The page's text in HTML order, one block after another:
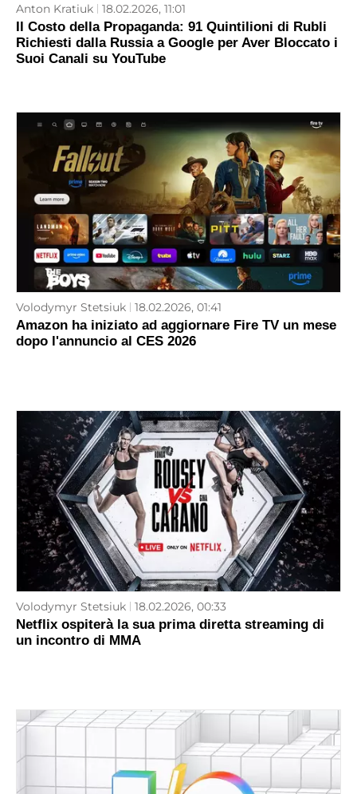
Anton Kratiuk 18.02.2026, 11:01
Il Costo della Propaganda: 91 Quintilioni di Rubli
Richiesti dalla Russia a Google per Aver Bloccato i
Suoi Canali su YouTube
Volodymyr Stetsiuk 18.02.2026, 01:41
Amazon ha iniziato ad aggiornare Fire TV un mese
dopo l'annuncio al CES 2026
Volodymyr Stetsiuk 18.02.2026, 00:33
Netflix ospiterà la sua prima diretta streaming di
un incontro di MMA